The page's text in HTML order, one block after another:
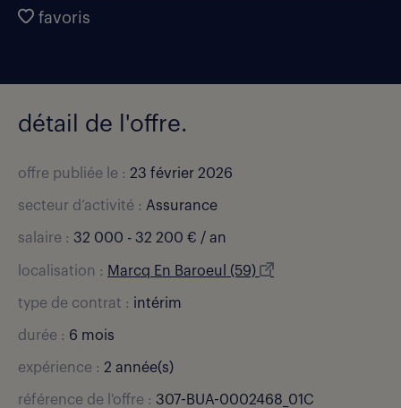
favoris
détail de l'offre.
offre publiée le : 23 février 2026
secteur d’activité : Assurance
salaire : 32 000 - 32 200 € / an
localisation : Marcq En Baroeul (59)
type de contrat : intérim
durée : 6 mois
expérience : 2 année(s)
référence de l'offre : 307-BUA-0002468_01C